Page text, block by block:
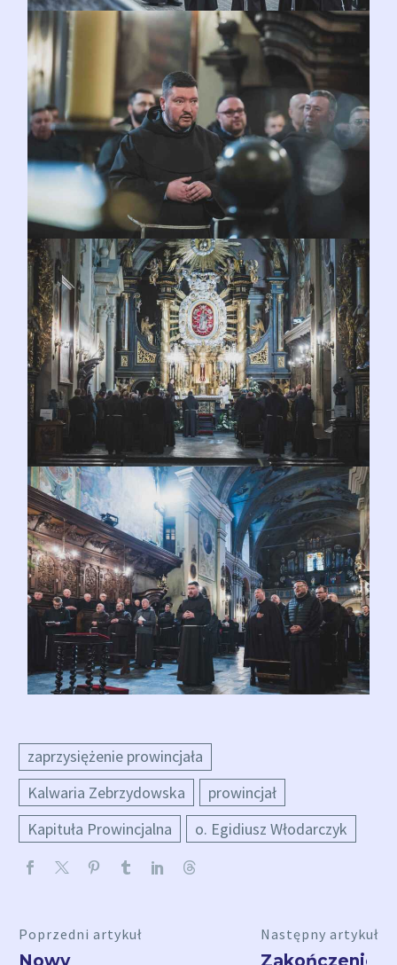
zaprzysiężenie prowincjała
Kalwaria Zebrzydowska
prowincjał
Kapituła Prowincjalna
o. Egidiusz Włodarczyk
Poprzedni artykuł Następny artykuł